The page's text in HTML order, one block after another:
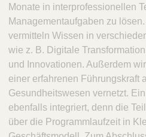
Monate in interprofessionellen
Managementaufgaben zu
vermitteln Wissen in
wie z. B. Digitale
und Innovationen. Außerdem
einer erfahrenen Führungskraft
Gesundheitswesen vernetzt.
ebenfalls integriert, denn die
über die Programmlaufzeit in